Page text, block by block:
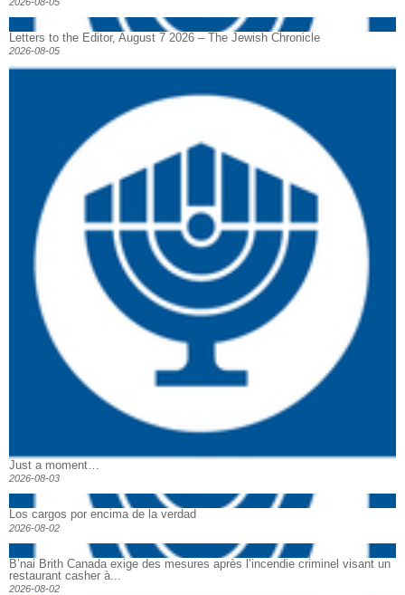
Letters to the Editor, August 7 2026 – The Jewish Chronicle
2026-08-05
Just a moment…
2026-08-03
Los cargos por encima de la verdad
2026-08-02
B’nai Brith Canada exige des mesures après l’incendie criminel visant un
restaurant casher à...
2026-08-02